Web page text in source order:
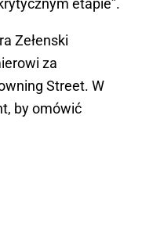
etapie”.
Zełenski
za
Street. W
by omówić